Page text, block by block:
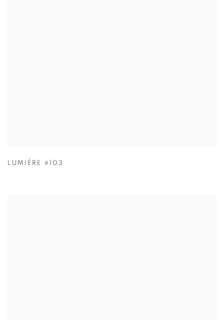
LUMIÈRE #103